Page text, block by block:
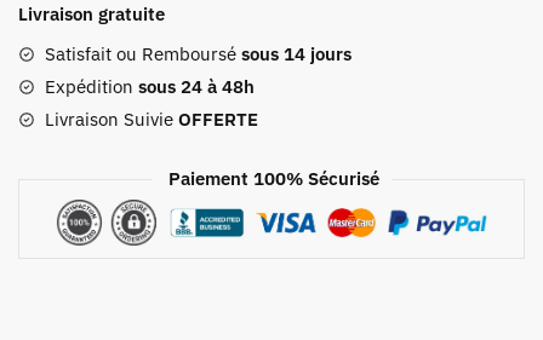
À
Dos
Urbain
Femme
Livraison gratuite
Satisfait ou Remboursé sous 14 jours
Expédition sous 24 à 48h
Livraison Suivie OFFERTE
Paiement 100% Sécurisé